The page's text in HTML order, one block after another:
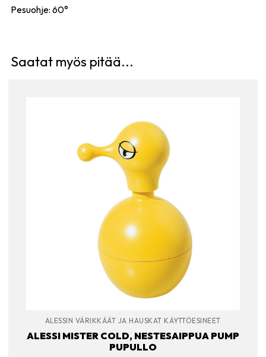
Pesuohje: 60°
Saatat myös pitää...
ALESSIN VÄRIKKÄÄT JA HAUSKAT KÄYTTÖESINEET
ALESSI MISTER COLD, NESTESAIPPUA PUMP
PUPULLO